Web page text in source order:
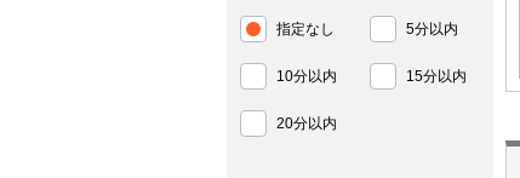
指定なし 5分以内
10分以内 15分以内
20分以内